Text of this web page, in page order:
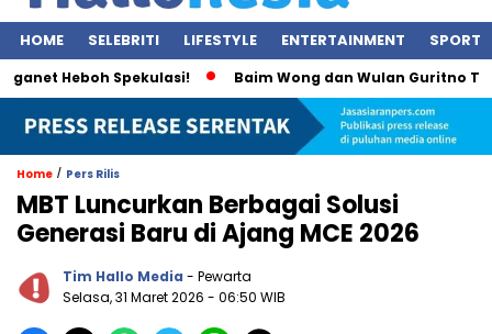
HOME SELEBRITI LIFESTYLE ENTERTAINMENT SPORT
Heboh Spekulasi! Baim Wong dan Wulan Guritno
Home / Pers Rilis
MBT Luncurkan Berbagai Solusi
Generasi Baru di Ajang MCE 2026
Tim Hallo Media - Pewarta
Selasa, 31 Maret 2026 - 06:50 WIB